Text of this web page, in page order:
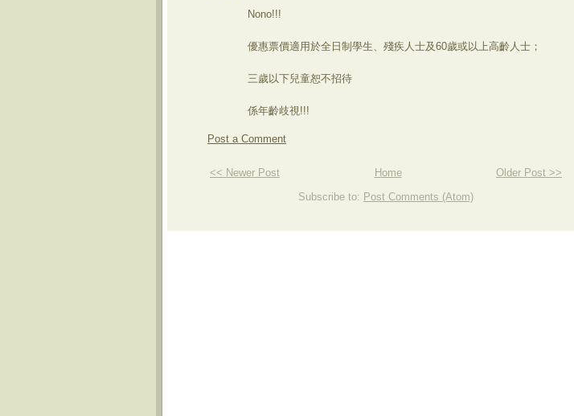
Nono!!!
優惠票價適用於全日制學生、殘疾人士及60歲或以上高齡人士；
三歲以下兒童恕不招待
係年齡歧視!!!
Post a Comment
<< Newer Post Older Post >>
Home
Subscribe to: Post Comments (Atom)